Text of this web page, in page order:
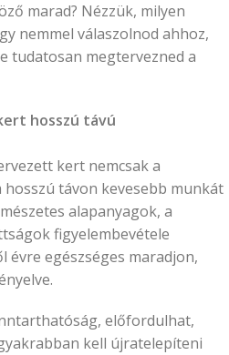
marad? Nézzük, milyen
nemmel válaszolnod ahhoz,
tudatosan megtervezned a
hosszú távú
kert nemcsak a
távon kevesebb munkát
alapanyagok, a
figyelembevétele
évre egészséges maradjon,
előfordulhat,
kell újratelepíteni